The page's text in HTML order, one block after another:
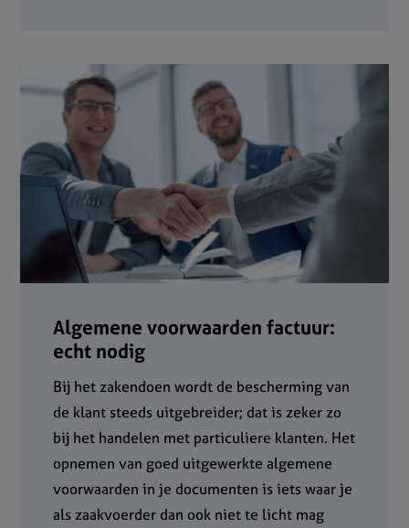
Algemene voorwaarden factuur:
echt nodig
Bij het zakendoen wordt de bescherming van
de klant steeds uitgebreider; dat is zeker zo
bij het handelen met particuliere klanten. Het
opnemen van goed uitgewerkte algemene
voorwaarden in je documenten is iets waar je
als zaakvoerder dan ook niet te licht mag